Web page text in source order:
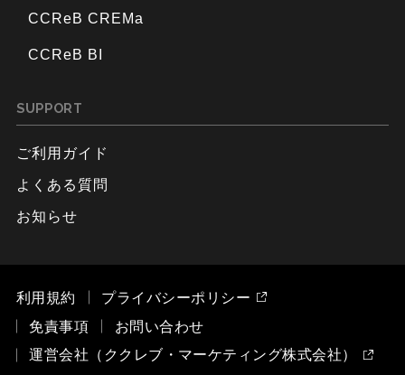
CCReB CREMa
CCReB BI
SUPPORT
ご利用ガイド
よくある質問
お知らせ
利用規約
プライバシーポリシー
免責事項
お問い合わせ
運営会社（ククレブ・マーケティング株式会社）